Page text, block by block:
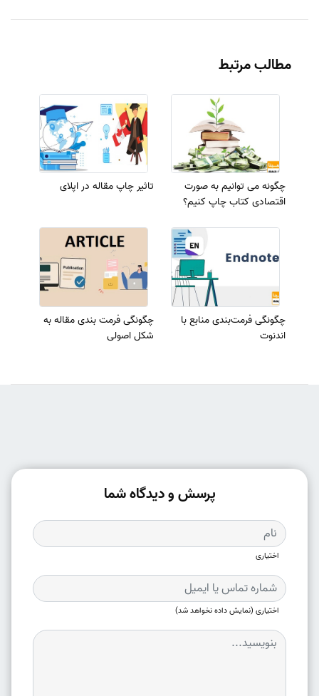
مطالب مرتبط
چگونه می توانیم به صورت
اقتصادی کتاب چاپ کنیم؟
تاثیر چاپ مقاله در اپلای
چگونگی فرمت‌بندی منابع با
اندنوت
چگونگی فرمت بندی مقاله به
شکل اصولی
پرسش و دیدگاه شما
اختیاری
اختیاری (نمایش داده نخواهد شد)